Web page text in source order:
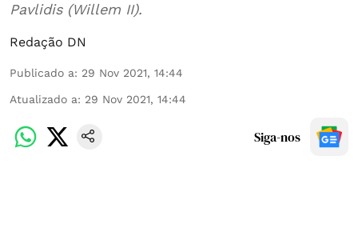
Pavlidis (Willem II).
Redação DN
Publicado a: 29 Nov 2021, 14:44
Atualizado a: 29 Nov 2021, 14:44
Siga-nos